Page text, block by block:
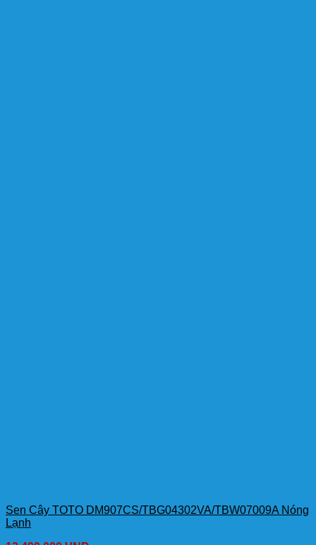
Sen Cây TOTO DM907CS/TBG04302VA/TBW07009A Nóng
Lạnh